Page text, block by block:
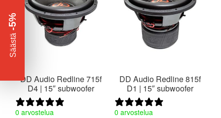
DD Audio Redline 715f
D4 | 15″ subwoofer
0 arvostelua
DD Audio Redline 815f
D1 | 15″ subwoofer
0 arvostelua
Säästä
-5%